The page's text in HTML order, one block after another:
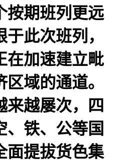
按期班列更远
此次班列，
在加速建立毗
域的通道。
来越屡次，四
、铁、公等国
面提拔货色集